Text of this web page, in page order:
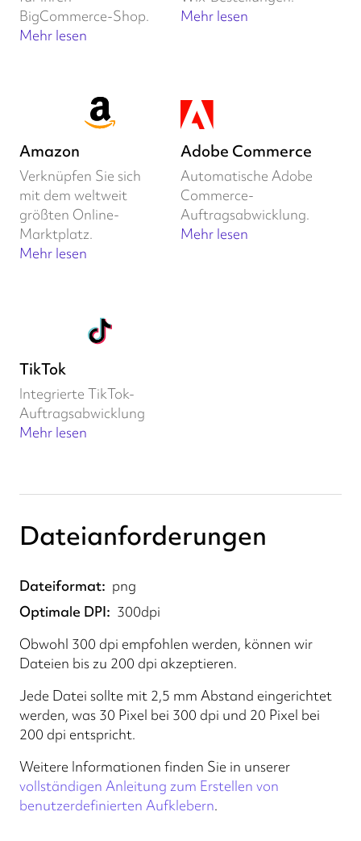
BigCommerce-Shop.
Mehr lesen
Mehr lesen
Amazon
Verknüpfen Sie sich
mit dem weltweit
größten Online-
Marktplatz.
Mehr lesen
Adobe Commerce
Automatische Adobe
Commerce-
Auftragsabwicklung.
Mehr lesen
TikTok
Integrierte TikTok-
Auftragsabwicklung
Mehr lesen
Dateianforderungen
Dateiformat
png
Optimale DPI
300dpi
Obwohl 300 dpi empfohlen werden, können wir
Dateien bis zu 200 dpi akzeptieren.
Jede Datei sollte mit 2,5 mm Abstand eingerichtet
werden, was 30 Pixel bei 300 dpi und 20 Pixel bei
200 dpi entspricht.
Weitere Informationen finden Sie in unserer
vollständigen Anleitung zum Erstellen von
benutzerdefinierten Aufklebern.